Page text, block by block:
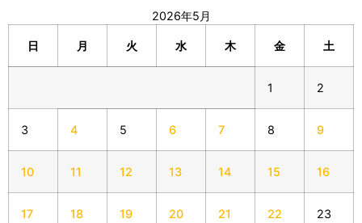
2026年5月
日 月 火 水 木 金 土
1 2
3 4 5 6 7 8 9
10 11 12 13 14 15 16
17 18 19 20 21 22 23